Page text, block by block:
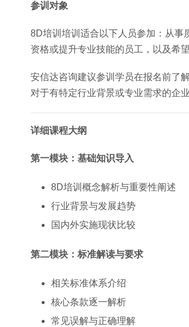
参训对象
8D培训培训适合以下人员参加：从事
资格或提升专业技能的员工，以及希
安信达咨询建议参训学员在报名前了
对于有特定行业背景或专业需求的企
详细课程大纲
第一模块：基础知识导入
8D培训概念解析与重要性阐述
行业背景与发展趋势
国内外实施现状比较
第二模块：标准解读与要求
相关标准体系介绍
核心条款逐一解析
常见误解与正确理解